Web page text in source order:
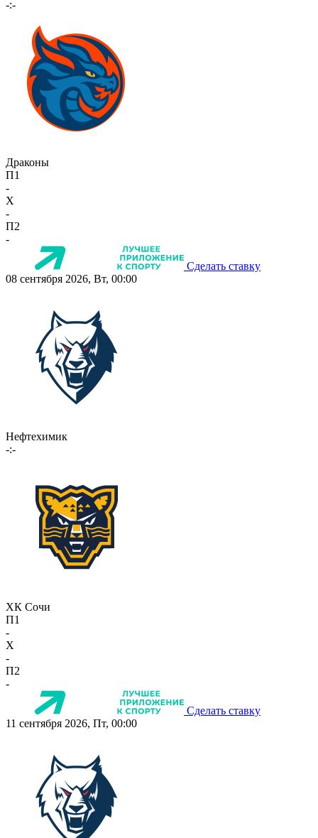
-:-
Драконы
П1
-
X
-
П2
-
Сделать ставку
08 сентября 2026, Вт, 00:00
Нефтехимик
-:-
ХК Сочи
П1
-
X
-
П2
-
Сделать ставку
11 сентября 2026, Пт, 00:00